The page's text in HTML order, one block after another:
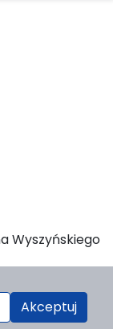
Wyszyńskiego
Akceptuj